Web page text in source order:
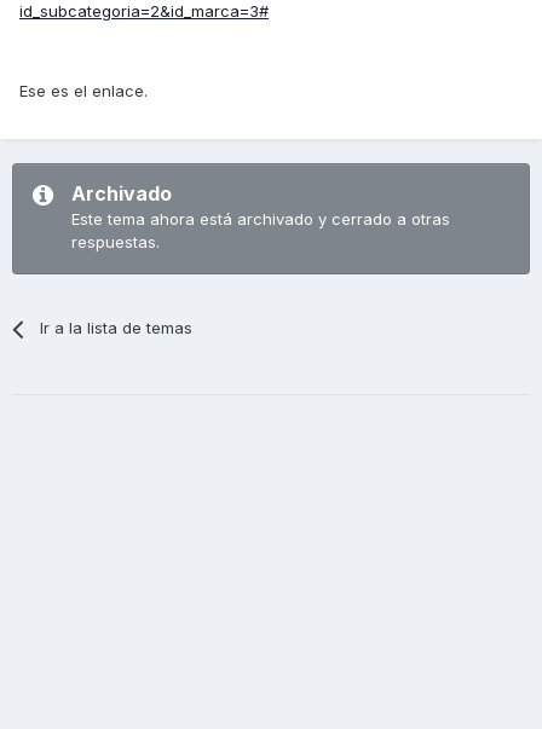
id_subcategoria=2&id_marca=3#
Ese es el enlace.
Archivado
Este tema ahora está archivado y cerrado a otras
respuestas.
Ir a la lista de temas